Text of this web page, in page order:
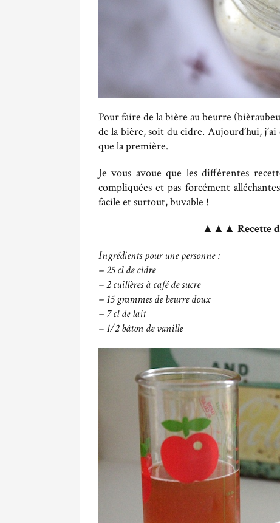
Pour faire de la bière au beurre
de la bière, soit du cidre. Aujourd’hui,
que la première.
Je vous avoue que les différentes
compliquées et pas forcément
facile et surtout, buvable !
▲▲▲ Recette
Ingrédients pour une personne :
– 25 cl de cidre
– 2 cuillères à café de sucre
– 15 grammes de beurre doux
– 7 cl de lait
– 1/2 bâton de vanille